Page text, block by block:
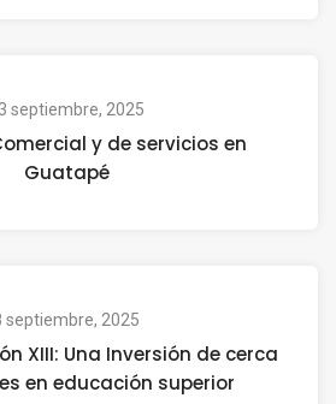
septiembre, 2025
y de servicios en
Guatapé
septiembre, 2025
XIII: Una Inversión de cerca
en educación superior